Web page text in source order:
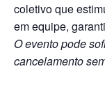
coletivo que
em equipe,
O evento pode
cancelamento